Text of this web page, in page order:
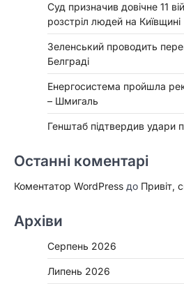
Суд призначив довічне 11
розстріл людей на Київщині
Зеленський проводить
Белграді
Енергосистема пройшла
– Шмигаль
Генштаб підтвердив удари
Останні коментарі
Коментатор WordPress до Привіт,
Архіви
Серпень 2026
Липень 2026